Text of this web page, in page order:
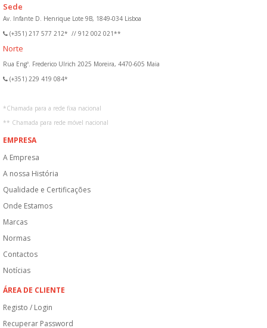
Sede
Av. Infante D. Henrique Lote 9B, 1849-034 Lisboa
(+351) 217 577 212* // 912 002 021**
Norte
Rua Engº. Frederico Ulrich 2025 Moreira, 4470-605 Maia
(+351) 229 419 084*
*Chamada para a rede fixa nacional
** Chamada para rede móvel nacional
EMPRESA
A Empresa
A nossa História
Qualidade e Certificações
Onde Estamos
Marcas
Normas
Contactos
Notícias
ÁREA DE CLIENTE
Registo / Login
Recuperar Password